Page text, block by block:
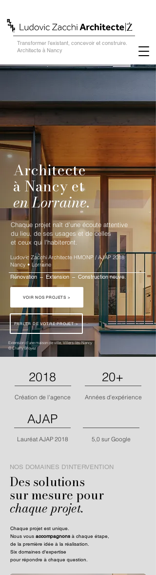
Transformer l’existant, concevoir et construire.
Architecte à Nancy
Architecte
à Nancy et
en Lorraine.
Chaque projet naît d'une écoute attentive
du lieu, de ses usages et de celles
et ceux qui l'habiteront.
Ludovic Zacchi Architecte HMONP / AJAP 2018
Nancy • Lorraine
Rénovation – Extension – Construction neuve.
VOIR NOS PROJETS >
PARLER DE VOTRE PROJET >
Extension d'une maison de ville, Villers-lès-Nancy
© Charly Broyez
2018
Création de l'agence
20+
Années d'expérience
AJAP
Lauréat AJAP 2018 5,0 sur Google
NOS DOMAINES D'INTERVENTION
Des solutions
sur mesure pour
chaque projet.
Chaque projet est unique.
Nous vous accompagnons à chaque étape,
de la première idée à la réalisation.
Six domaines d'expertise
pour répondre à chaque question.